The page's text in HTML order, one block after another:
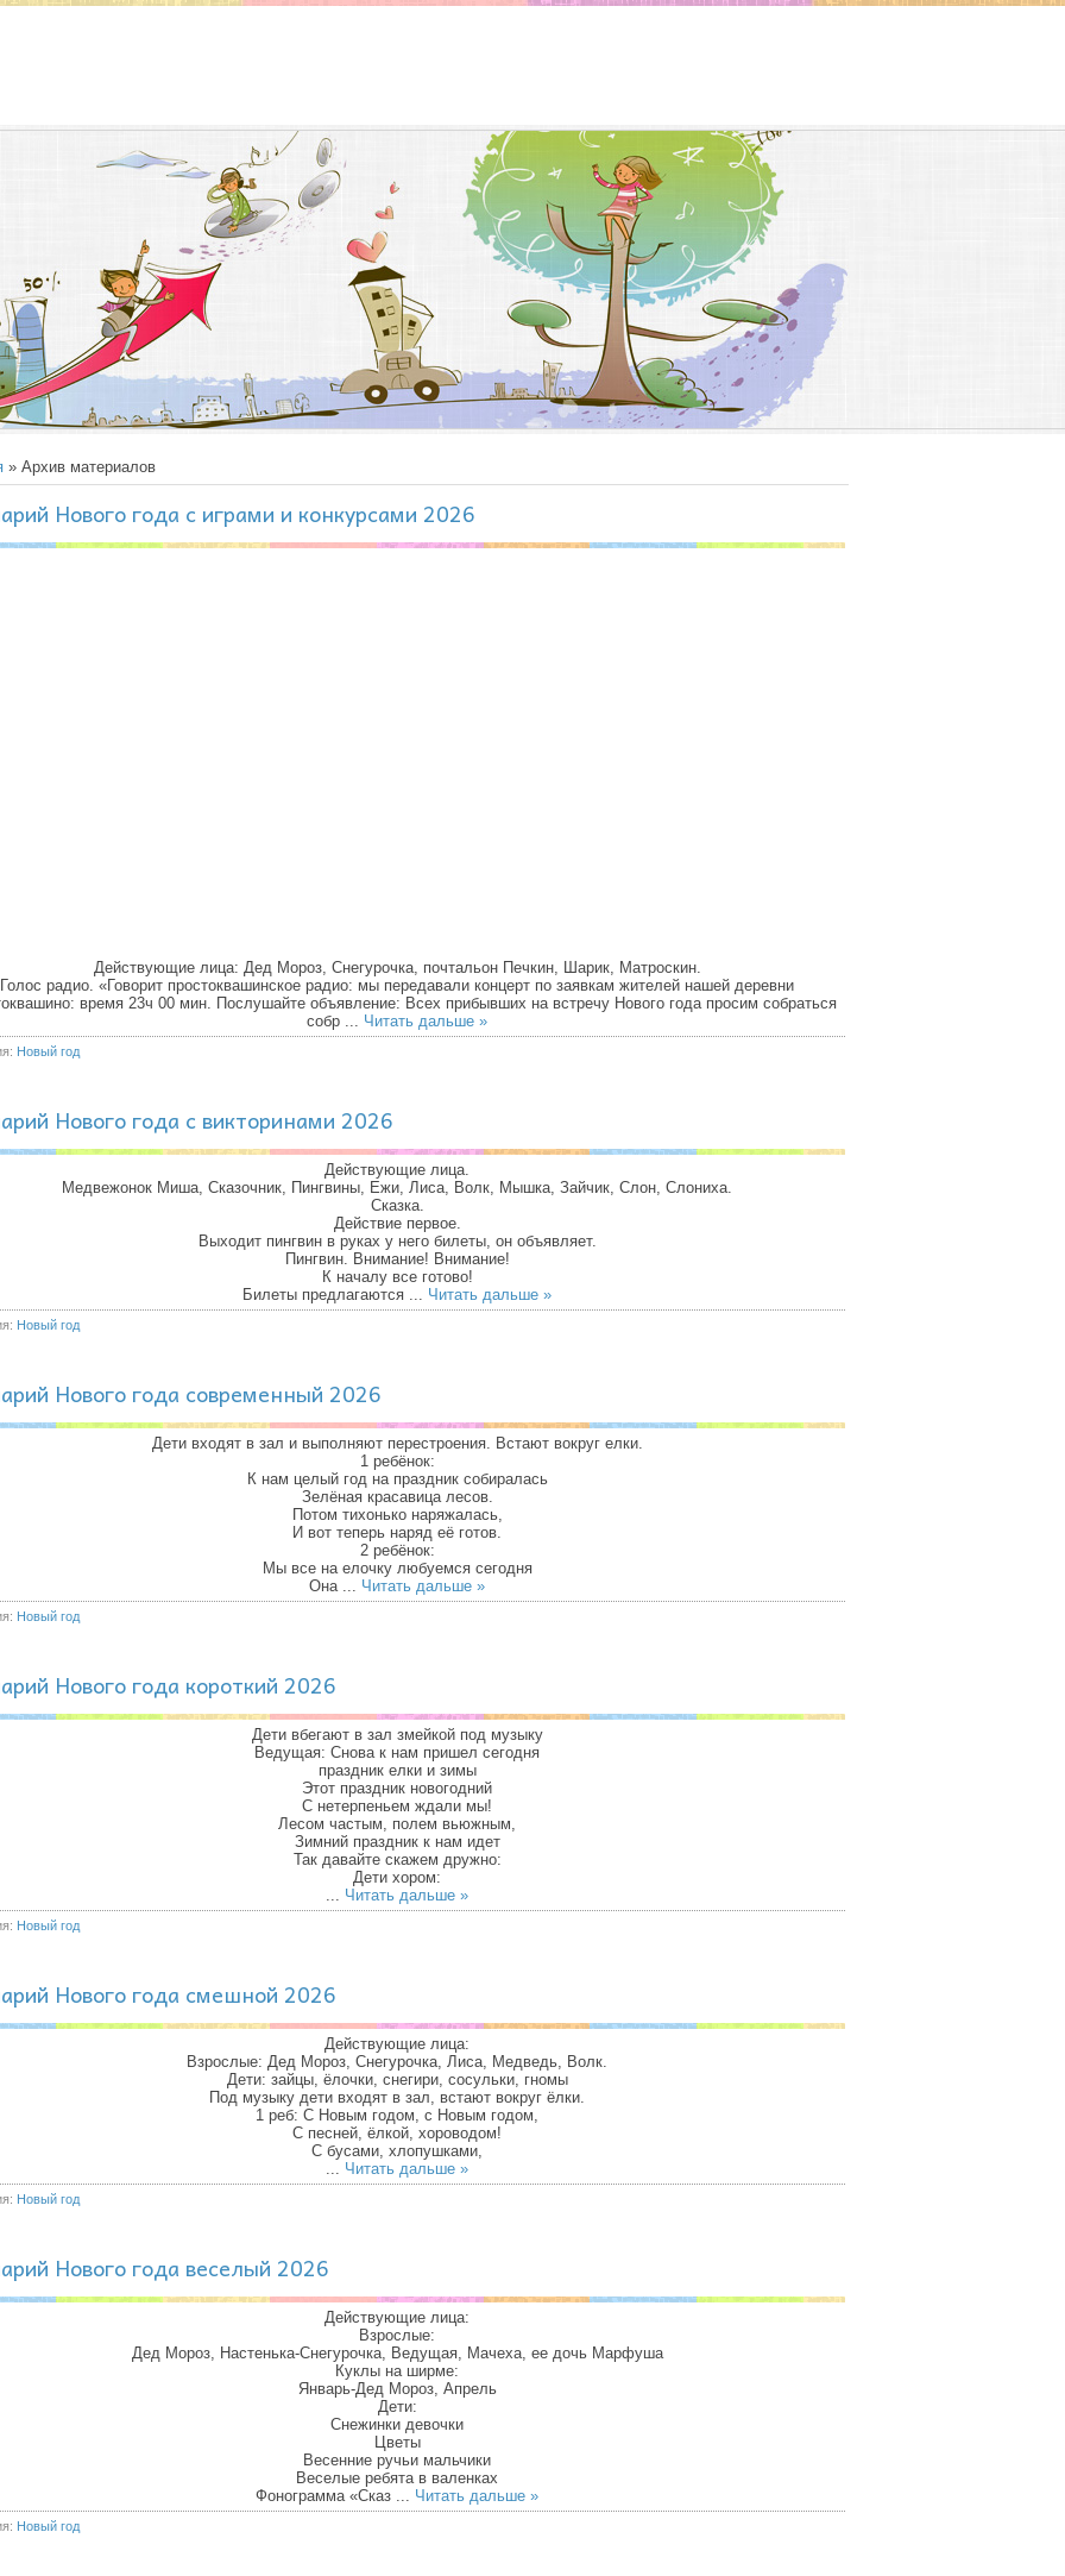
» Архив материалов
Нового года с играми и конкурсами 2026
Действующие лица: Дед Мороз, Снегурочка, почтальон Печкин, Шарик, Матроскин.
Голос радио. «Говорит простоквашинское радио: мы передавали концерт по заявкам жителей нашей деревни
время 23ч 00 мин. Послушайте объявление: Всех прибывших на встречу Нового года просим собраться
собр ... Читать дальше »
Новый год
Нового года с викторинами 2026
Действующие лица.
Медвежонок Миша, Сказочник, Пингвины, Ежи, Лиса, Волк, Мышка, Зайчик, Слон, Слониха.
Сказка.
Действие первое.
Выходит пингвин в руках у него билеты, он объявляет.
Пингвин. Внимание! Внимание!
К началу все готово!
Билеты предлагаются ... Читать дальше »
Новый год
Нового года современный 2026
Дети входят в зал и выполняют перестроения. Встают вокруг елки.
1 ребёнок:
К нам целый год на праздник собиралась
Зелёная красавица лесов.
Потом тихонько наряжалась,
И вот теперь наряд её готов.
2 ребёнок:
Мы все на елочку любуемся сегодня
Она ... Читать дальше »
Новый год
Нового года короткий 2026
Дети вбегают в зал змейкой под музыку
Ведущая: Снова к нам пришел сегодня
праздник елки и зимы
Этот праздник новогодний
С нетерпеньем ждали мы!
Лесом частым, полем вьюжным,
Зимний праздник к нам идет
Так давайте скажем дружно:
Дети хором:
... Читать дальше »
Новый год
Нового года смешной 2026
Действующие лица:
Взрослые: Дед Мороз, Снегурочка, Лиса, Медведь, Волк.
Дети: зайцы, ёлочки, снегири, сосульки, гномы
Под музыку дети входят в зал, встают вокруг ёлки.
1 реб: С Новым годом, с Новым годом,
С песней, ёлкой, хороводом!
С бусами, хлопушками,
... Читать дальше »
Новый год
Нового года веселый 2026
Действующие лица:
Взрослые:
Дед Мороз, Настенька-Снегурочка, Ведущая, Мачеха, ее дочь Марфуша
Куклы на ширме:
Январь-Дед Мороз, Апрель
Дети:
Снежинки девочки
Цветы
Весенние ручьи мальчики
Веселые ребята в валенках
Фонограмма «Сказ ... Читать дальше »
Новый год